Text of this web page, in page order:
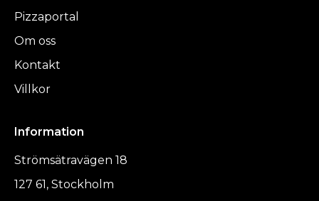
Pizzaportal
Om oss
Kontakt
Villkor
Information
Strömsätravägen 18
127 61, Stockholm